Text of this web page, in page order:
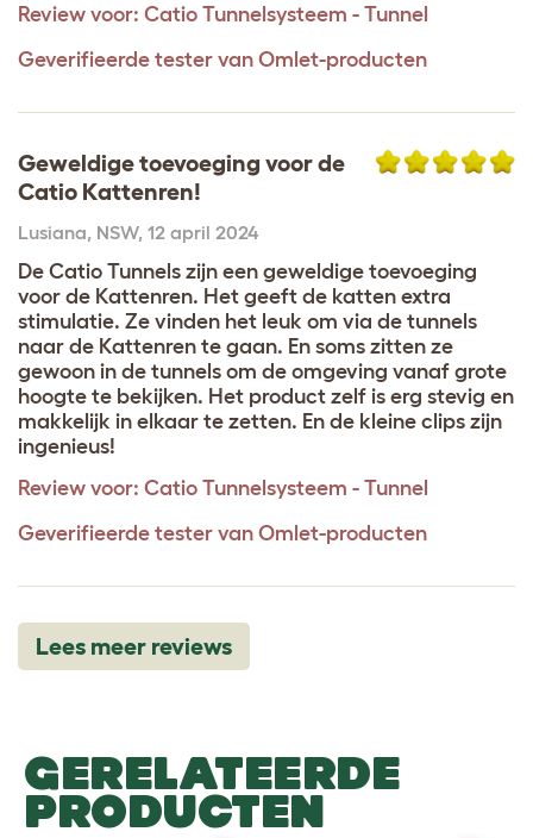
Review voor: Catio Tunnelsysteem - Tunnel
Geverifieerde tester van Omlet-producten
Geweldige toevoeging voor de
Catio Kattenren!
Lusiana NSW, 12 april 2024
De Catio Tunnels zijn een geweldige toevoeging
voor de Kattenren. Het geeft de katten extra
stimulatie. Ze vinden het leuk om via de tunnels
naar de Kattenren te gaan. En soms zitten ze
gewoon in de tunnels om de omgeving vanaf grote
hoogte te bekijken. Het product zelf is erg stevig en
makkelijk in elkaar te zetten. En de kleine clips zijn
ingenieus!
Review voor: Catio Tunnelsysteem - Tunnel
Geverifieerde tester van Omlet-producten
Lees meer reviews
GERELATEERDE
PRODUCTEN